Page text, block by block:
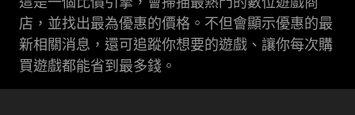
店，並找出最為優惠的價格。不但會顯示優惠的最
新相關消息，還可追蹤你想要的遊戲、讓你每次購
買遊戲都能省到最多錢。